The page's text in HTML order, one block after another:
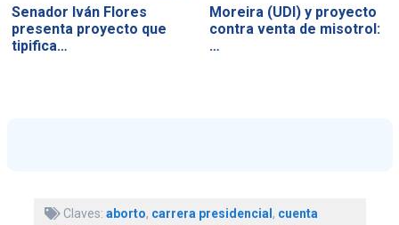
Senador Iván Flores
presenta proyecto que
tipifica…
Moreira (UDI) y proyecto
contra venta de misotrol:
…
Claves: aborto, carrera presidencial , cuenta